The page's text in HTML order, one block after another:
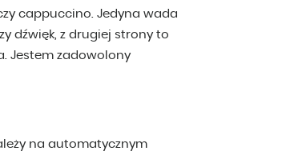
cappuccino. Jedyna wada
dźwięk, z drugiej strony to
Jestem zadowolony
na automatycznym